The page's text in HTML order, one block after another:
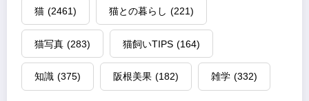
猫 (2461) 猫との暮らし (221)
猫写真 (283) 猫飼いTIPS (164)
知識 (375) 阪根美果 (182) 雑学 (332)